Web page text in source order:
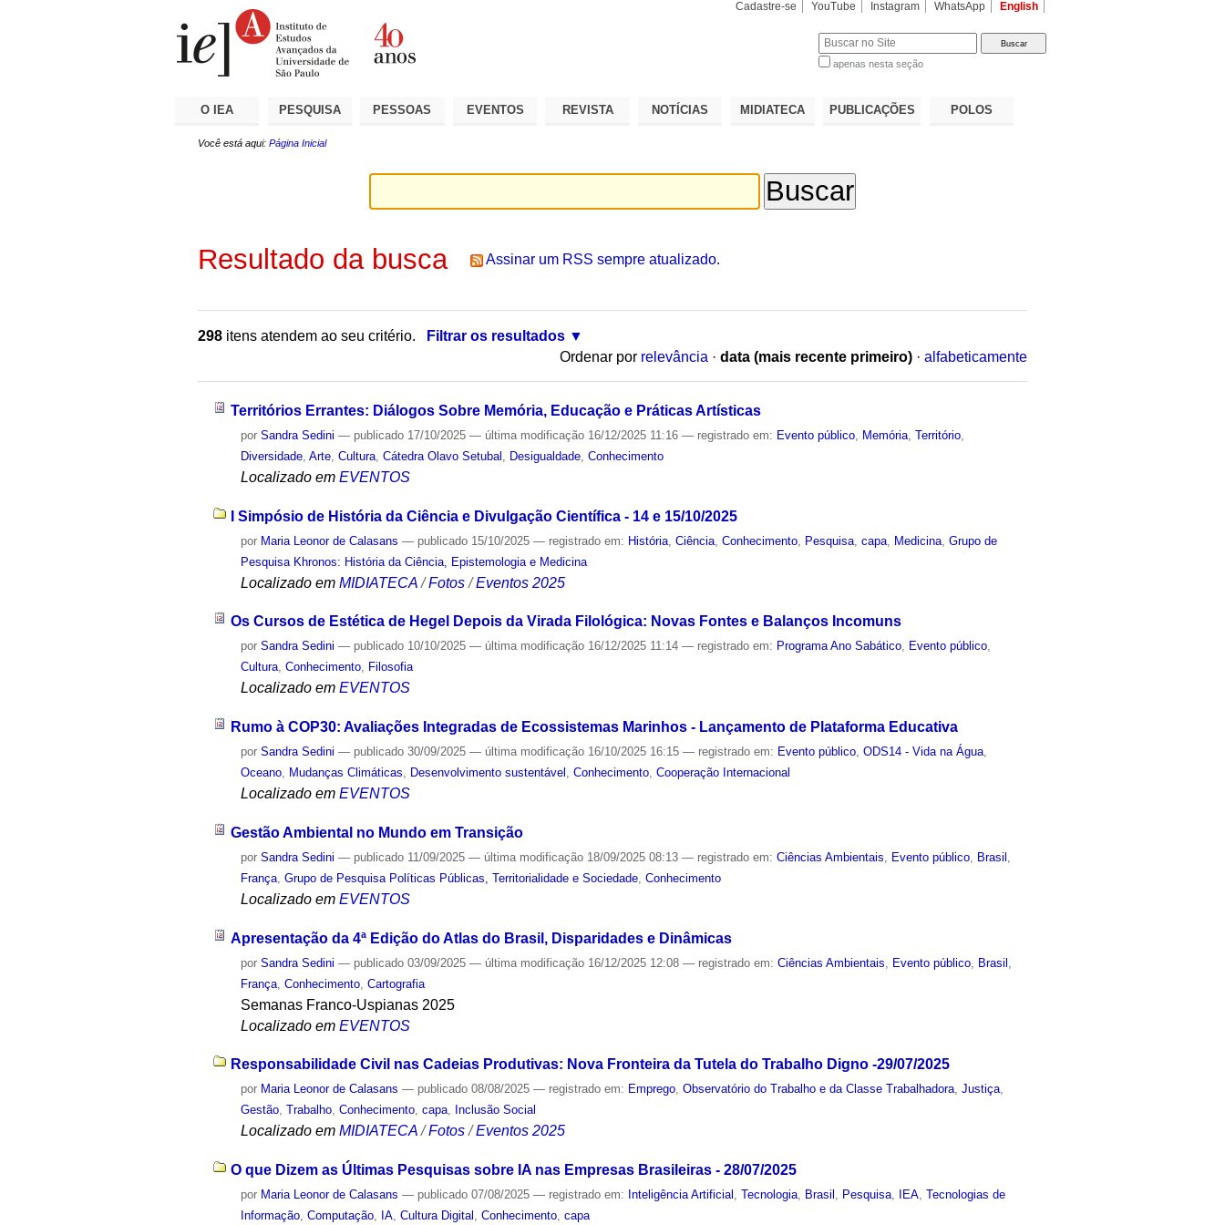
Cadastre-se YouTube Instagram WhatsApp English
apenas nesta seção
O IEA PESQUISA PESSOAS EVENTOS REVISTA NOTÍCIAS MIDIATECA PUBLICAÇÕES POLOS
Você está aqui: Página Inicial
Resultado da busca Assinar um RSS sempre atualizado.
298 itens atendem ao seu critério.
Filtrar os resultados
Ordenar por relevância · data (mais recente primeiro) · alfabeticamente
Territórios Errantes: Diálogos Sobre Memória, Educação e Práticas Artísticas
porSandra Sedini — publicado 17/10/2025— última modificação 16/12/2025 11:16— registrado em: Evento público Memória ,Território
Diversidade ,Arte ,Cultura ,Cátedra Olavo Setubal Desigualdade ,Conhecimento
Localizado em EVENTOS
I Simpósio de História da Ciência e Divulgação Científica - 14 e 15/10/2025
por Maria Leonor de Calasans — publicado 15/10/2025— registrado em: História ,Ciência ,Conhecimento Pesquisa ,capa Medicina ,Grupo de
Pesquisa Khronos: História da Ciência, Epistemologia e Medicina
Localizado em MIDIATECA /Fotos /Eventos 2025
Os Cursos de Estética de Hegel Depois da Virada Filológica: Novas Fontes e Balanços Incomuns
porSandra Sedini — publicado 10/10/2025— última modificação 16/12/2025 11:14— registrado em: Programa Ano Sabático, Evento público,
Cultura,Conhecimento, Filosofia
Localizado em EVENTOS
Rumo à COP30: Avaliações Integradas de Ecossistemas Marinhos - Lançamento de Plataforma Educativa
porSandra Sedini — publicado 30/09/2025— última modificação 16/10/2025 16:15— registrado em: Evento público,ODS14 - Vida na Água,
Oceano, Mudanças Climáticas, Desenvolvimento sustentável ,Conhecimento,Cooperação Internacional
Localizado em EVENTOS
Gestão Ambiental no Mundo em Transição
porSandra Sedini — publicado 11/09/2025— última modificação 18/09/2025 08:13— registrado em:Ciências Ambientais Evento público Brasil
França ,Grupo de Pesquisa Políticas Públicas, Territorialidade e Sociedade ,Conhecimento
Localizado em EVENTOS
Apresentação da 4ª Edição do Atlas do Brasil, Disparidades e Dinâmicas
porSandra Sedini — publicado 03/09/2025— última modificação 16/12/2025 12:08— registrado em:Ciências Ambientais Evento público Brasil
França ,Conhecimento ,Cartografia
Semanas Franco-Uspianas 2025
Localizado em EVENTOS
Responsabilidade Civil nas Cadeias Produtivas: Nova Fronteira da Tutela do Trabalho Digno -29/07/2025
por Maria Leonor de Calasans — publicado 08/08/2025— registrado em: Emprego,Observatório do Trabalho e da Classe Trabalhadora,Justiça,
Gestão,Trabalho,Conhecimento,capa, Inclusão Social
Localizado em MIDIATECA /Fotos /Eventos 2025
O que Dizem as Últimas Pesquisas sobre IA nas Empresas Brasileiras - 28/07/2025
por Maria Leonor de Calasans — publicado 07/08/2025— registrado em: Inteligência Artificial ,Tecnologia Brasil Pesquisa IEA ,Tecnologias de
Informação ,Computação IA ,Cultura Digital ,Conhecimento ,capa